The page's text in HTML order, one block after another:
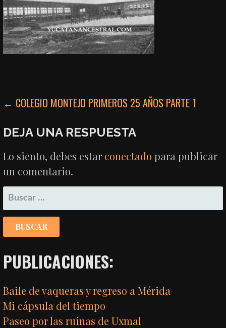
NAVEGACIÓN
DE
ENTRADAS
← COLEGIO MONTEJO PRIMEROS 25 AÑOS PARTE 1
DEJA UNA RESPUESTA
Lo siento, debes estar conectado para publicar
un comentario.
BUSCAR:
PUBLICACIONES:
Baile de vaqueras y regreso a Mérida
Mi cápsula del tiempo
Paseo por las ruinas de Uxmal